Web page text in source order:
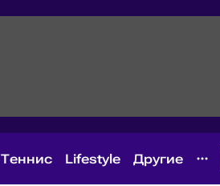
Теннис Lifestyle Другие